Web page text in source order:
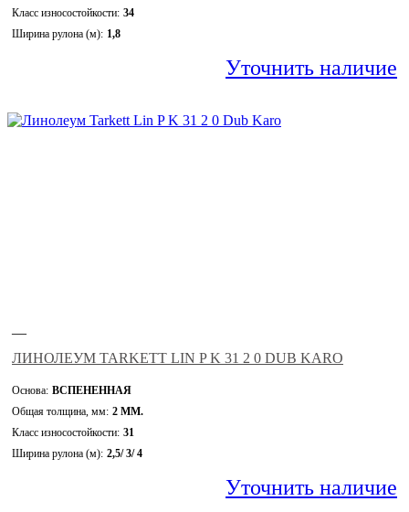
Класс износостойкости: 34
Ширина рулона (м): 1,8
Уточнить наличие
—
ЛИНОЛЕУМ TARKETT LIN P K 31 2 0 DUB KARO
Основа: ВСПЕНЕННАЯ
Общая толщина, мм: 2 ММ.
Класс износостойкости: 31
Ширина рулона (м): 2,5/ 3/ 4
Уточнить наличие